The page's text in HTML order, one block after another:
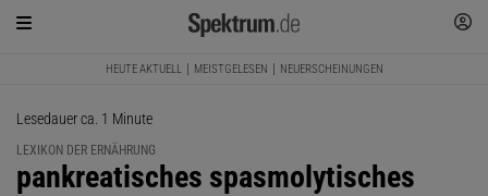
HEUTE AKTUELL MEISTGELESEN NEUERSCHEINUNGEN
Lesedauer ca. 1 Minute
LEXIKON DER ERNÄHRUNG
:
pankreatisches spasmolytisches